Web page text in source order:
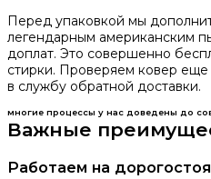
Перед упаковкой мы
легендарным американским
доплат. Это совершенно
стирки. Проверяем ковер
в службу обратной доставки.
многие процессы у нас доведены до
Важные
Работаем на